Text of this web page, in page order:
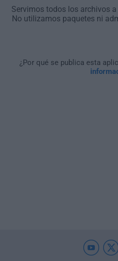
Servimos todos los archivos
No utilizamos paquetes ni
¿Por qué se publica esta